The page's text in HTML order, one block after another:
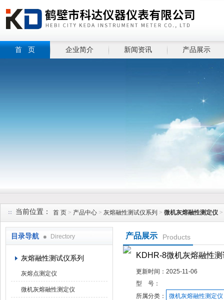
首 页 企业简介 新闻资讯 产品展示
当前位置： 首 页 > 产品中心 > 灰熔融性测试仪系列 > 微机灰熔融性测定仪
目录导航 Directory
灰熔融性测试仪系列
灰熔点测定仪
微机灰熔融性测定仪
产品展示 Products
KDHR-8微机灰熔融性
更新时间： 2025-11-06
型 号：
所属分类：
微机灰熔融性测定仪